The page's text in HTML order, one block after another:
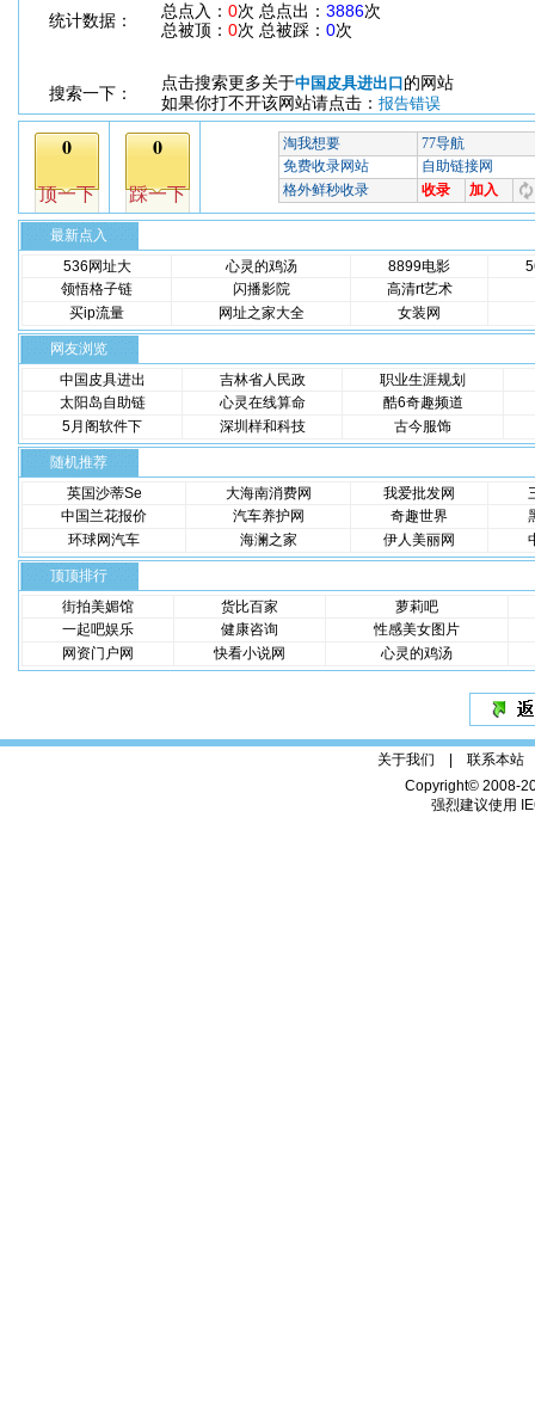
统计数据：
总点入： 0次 总点出： 3886次
总被顶： 0次 总被踩： 0次
搜索一下：
点击搜索更多关于中国皮具进出口 的网站
如果你打不开该网站请点击： 报告错误
最新点入
536网址大
心灵的鸡汤 8899电影
领悟格子链
闪播影院
高清rt艺术
买ip流量
网址之家大全 女装网
网友浏览
中国皮具进出
吉林省人民政
职业生涯规划
太阳岛自助链
心灵在线算命
酷6奇趣频道
5月阁软件下
深圳样和科技 古今服饰
随机推荐
英国沙蒂Se
大海南消费网 我爱批发网
中国兰花报价
汽车养护网 奇趣世界
环球网汽车
海澜之家 伊人美丽网
顶顶排行
街拍美媚馆
货比百家
萝莉吧
一起吧娱乐
健康咨询
性感美女图片
网资门户网
快看小说网 心灵的鸡汤
关于我们 | 联系本站
Copyright© 2008-
强烈建议使用